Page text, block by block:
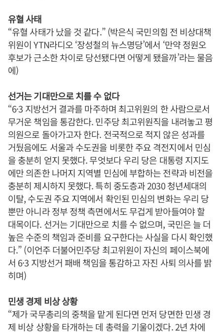
유혈 사태
“유혈 사태가 났을 것 같다.” (박은식 국민의힘 전 비상대책
위원이 YTN라디오 ‘장성철의 뉴스명당’에서 ‘만약 정원오
후보가 근소한 차이로 당선됐다면 어떻게 됐을까’라는 물음
에)
선거는 기대만으로 치를 수 없다
“6·3 지방선거 결과를 마주하며 최고위원의 한 사람으로서
무거운 책임을 통감한다. 민주당 최고위원직을 내려놓고 평
의원으로 돌아가고자 한다. 전국적으로 적지 않은 성과를
거뒀음에도 서울과 수도권을 비롯한 주요 격전지에서 민심
을 충분히 얻지 못했다. 무엇보다 우리 당은 대통령 지지도
에만 의존한 나머지 지역별 민심에 부합하는 전략과 비전을
충분히 제시하지 못했다. 특히 중도층과 2030 청년세대의
이탈, 수도권 주요 지역에서 확인된 민심의 변화는 우리 당
뿐만 아니라 정부 정책 측면에서도 무겁게 받아들여야 할
대목이다. 선거는 기대만으로 치를 수 없으며, 국민은 늘 더
높은 수준의 책임과 준비를 요구한다는 사실을 다시 확인했
다.” (이언주 더불어민주당 최고위원이 자신의 페이스북에
서 6·3 지방선거 패배 책임을 통감하고 자진 사퇴 의사를 밝
히며)
민생 경제 비상 상황
“제가 국무총리의 중책을 맡게 된다면 먼저 당면한 민생 경
제 비상 상황을 타개하는 데 총력을 기울이겠다. 2년 차에